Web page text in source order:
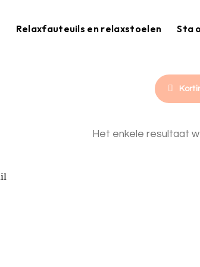
Relaxfauteuils en relaxstoelen Sta
Het enkele resultaat